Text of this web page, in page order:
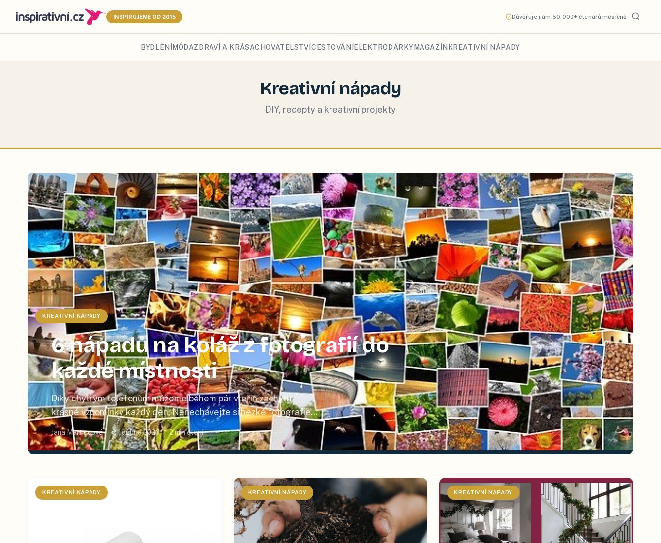
INSPIRUJEME OD 2015 Důvěřuje nám 50 000+ čtenářů měsíčně
BYDLENÍ MÓDAZDRAVÍ A KRÁSACHOVATELSTVÍCESTOVÁNÍ ELEKTRO DÁRKY MAGAZÍN KREATIVNÍ NÁPADY
Kreativní nápady
DIY, recepty a kreativní projekty
KREATIVNÍ NÁPADY
6 nápadů na koláž z fotografií do
každé místnosti
Díky chytrým telefonům můžeme během pár vteřin zachytit
krásné vzpomínky každý den. Nenechávejte si hezké fotografie
jen pro sebe a vytvořte si z vybraných fotografií koláž, kterou si
spolu s vámi užije i vaše rodina a přátele klidně po celé roky.
Jana Martincová 21. dubna 2020 2min čtení
KREATIVNÍ NÁPADY KREATIVNÍ NÁPADY KREATIVNÍ NÁPADY